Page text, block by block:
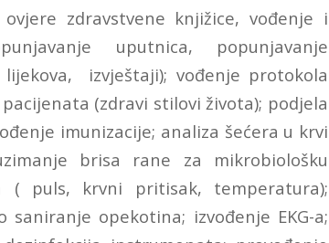
zdravstvene knjižice, vođenje i
uputnica, popunjavanje
izvještaji); vođenje protokola
(zdravi stilovi života); podjela
imunizacije; analiza šećera u krvi
brisa rane za mikrobiološku
( puls, krvni pritisak, temperatura);
opekotina; izvođenje EKG-a;